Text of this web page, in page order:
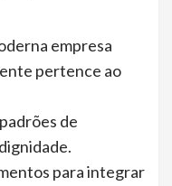
empresa
pertence ao
de
para integrar